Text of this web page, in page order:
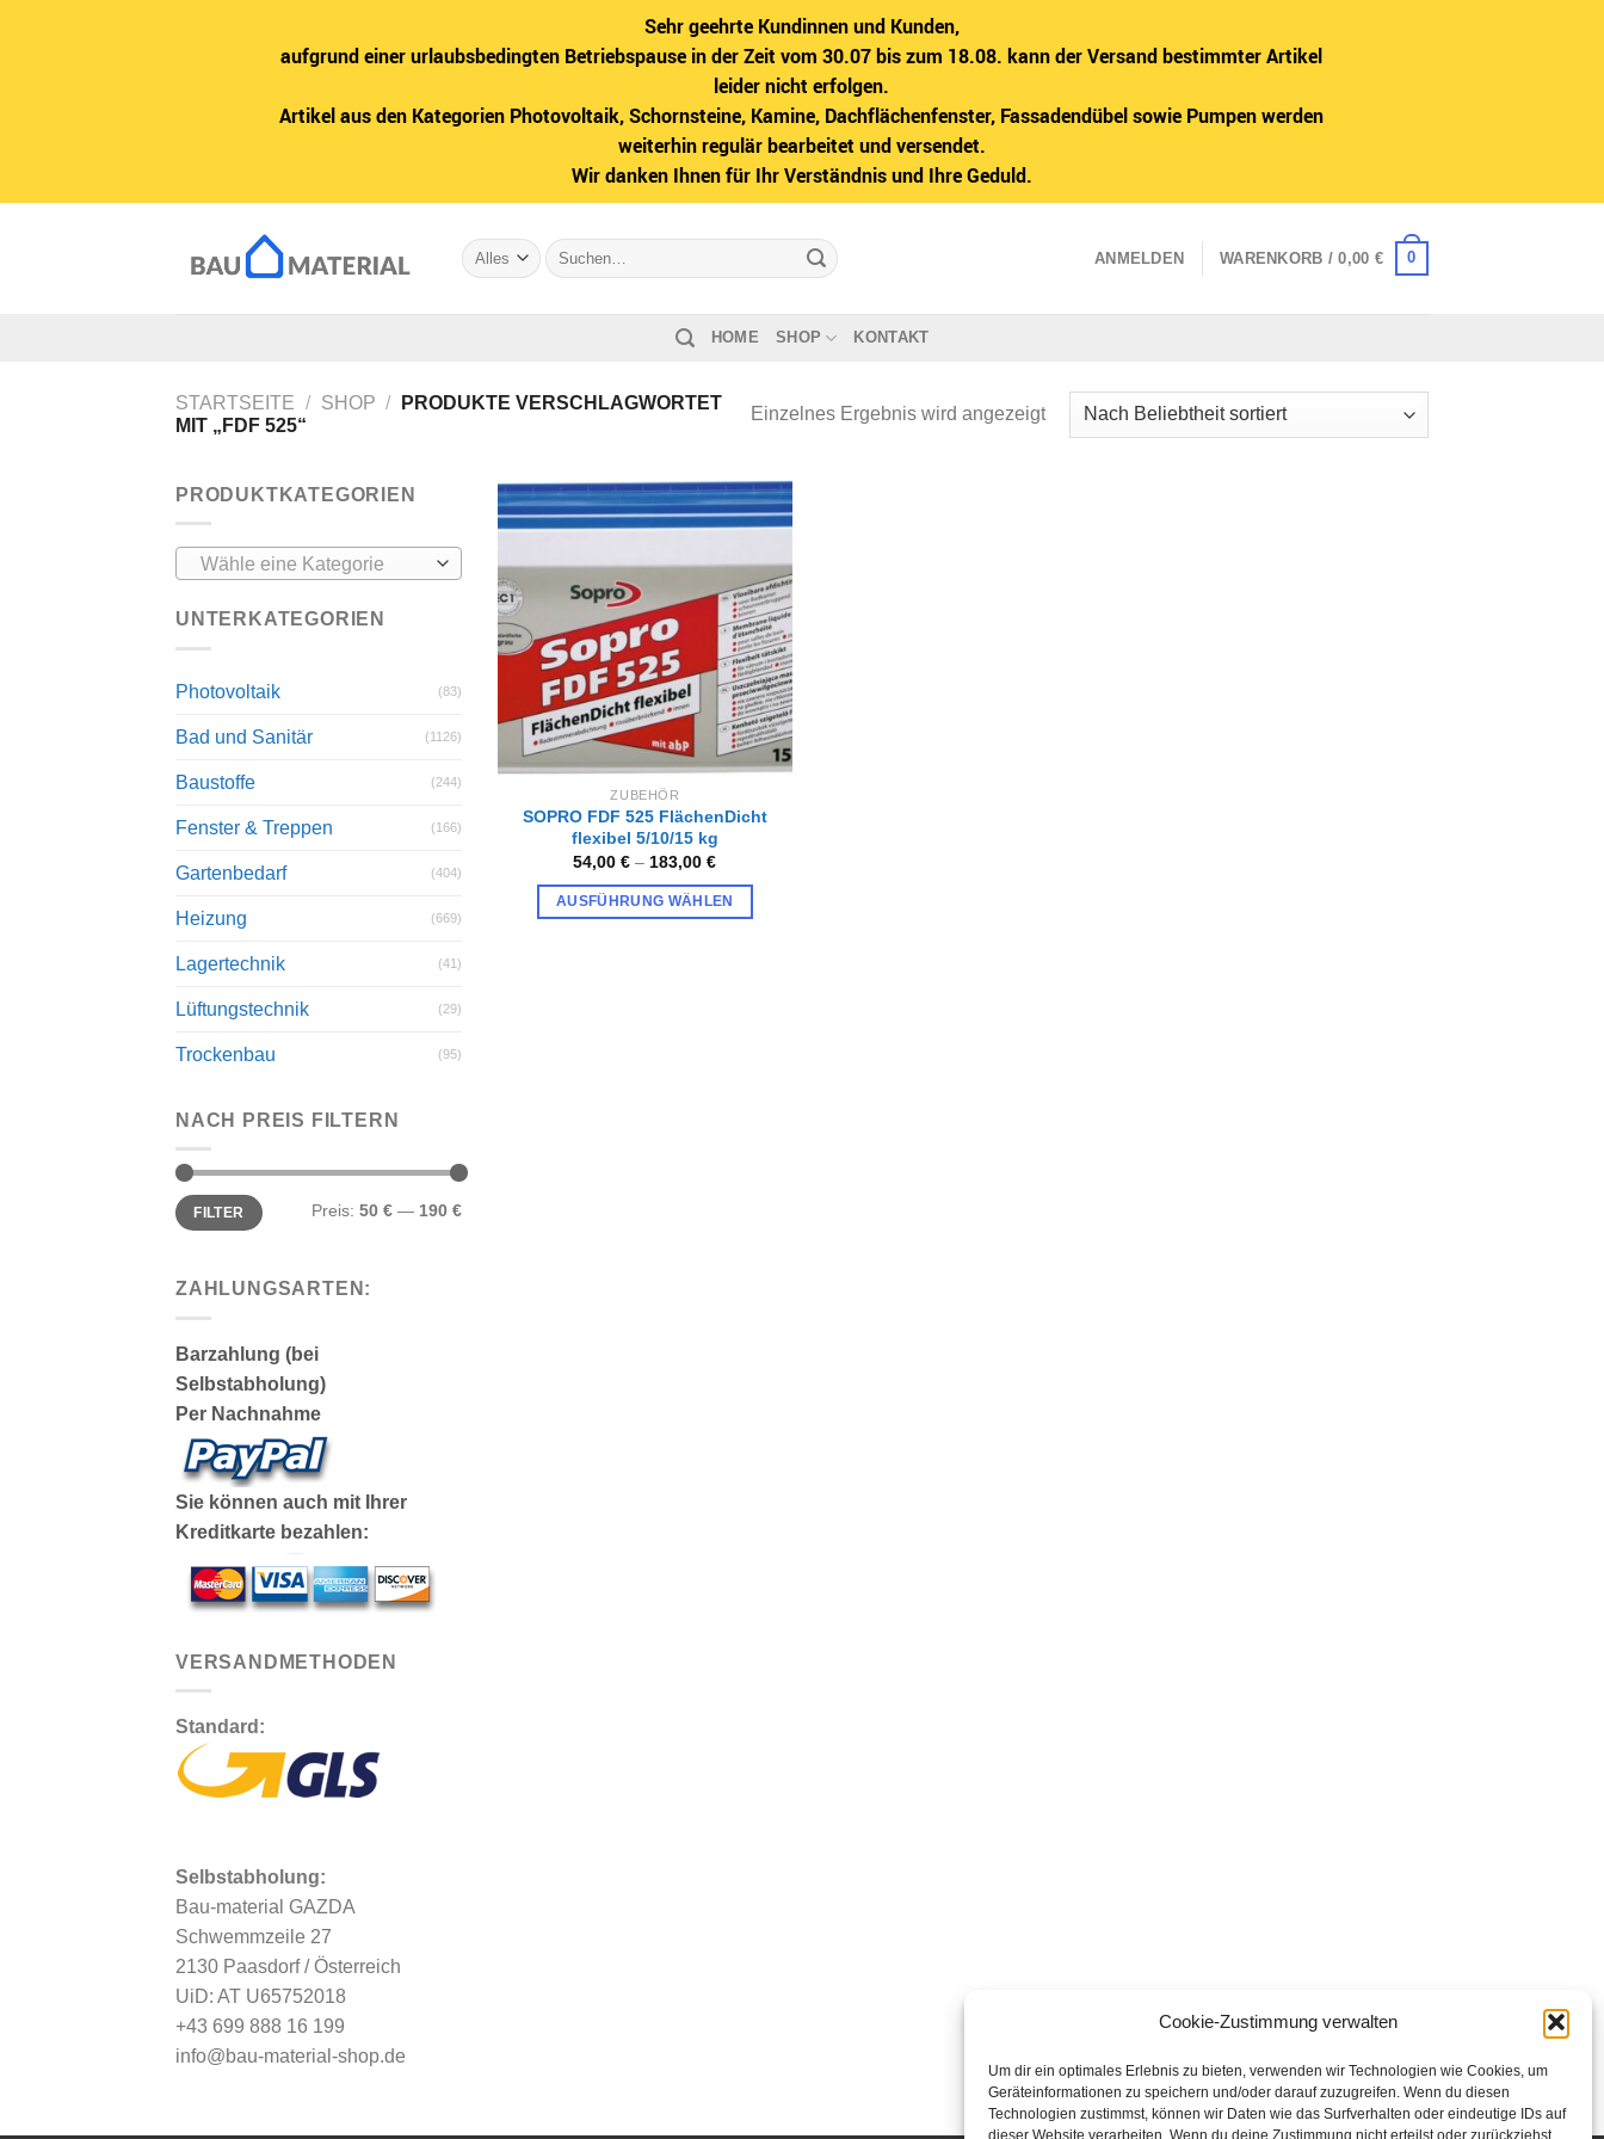
Sehr geehrte Kundinnen und Kunden,
aufgrund einer urlaubsbedingten Betriebspause in der Zeit vom 30.07 bis zum 18.08. kann der Versand bestimmter Artikel
leider nicht erfolgen.
Artikel aus den Kategorien Photovoltaik, Schornsteine, Kamine, Dachflächenfenster, Fassadendübel sowie Pumpen werden
weiterhin regulär bearbeitet und versendet.
Wir danken Ihnen für Ihr Verständnis und Ihre Geduld.
Cookie-Zustimmung verwalten
Um dir ein optimales Erlebnis zu bieten, verwenden wir Technologien wie Cookies, um
Geräteinformationen zu speichern und/oder darauf zuzugreifen. Wenn du diesen
Technologien zustimmst, können wir Daten wie das Surfverhalten oder eindeutige IDs auf
Suche
nach:
ANMELDEN WARENKORB /0,00 € 0
HOME SHOP KONTAKT
STARTSEITE / SHOP /
PRODUKTE VERSCHLAGWORTET
MIT „FDF 525“
Einzelnes Ergebnis wird angezeigt
PRODUKTKATEGORIEN
Wähle eine Kategorie
UNTERKATEGORIEN
Photovoltaik (83)
Bad und Sanitär (1126)
Baustoffe (244)
Fenster & Treppen (166)
Gartenbedarf (404)
Heizung (669)
Lagertechnik (41)
Lüftungstechnik (29)
Trockenbau (95)
NACH PREIS FILTERN
Min.
Preis
Max.
PreisFILTER Preis: 50 € — 190 €
ZAHLUNGSARTEN:
Barzahlung (bei
Selbstabholung)
Per Nachnahme
Sie können auch mit Ihrer
Kreditkarte bezahlen:
VERSANDMETHODEN
Standard:
Selbstabholung:
Bau-material GAZDA
Schwemmzeile 27
2130 Paasdorf / Österreich
UiD: AT U65752018
+43 699 888 16 199
info@bau-material-shop.de
Wunschliste
hinzufügen
ZUBEHÖR
SOPRO FDF 525 FlächenDicht
flexibel 5/10/15 kg
54,00€ –183,00€
AUSFÜHRUNG WÄHLEN